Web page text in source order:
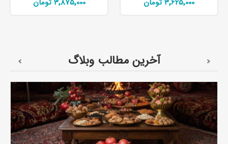
3٬625٬000 تومان 3٬875٬000 تومان
آخرین مطالب وبلاگ